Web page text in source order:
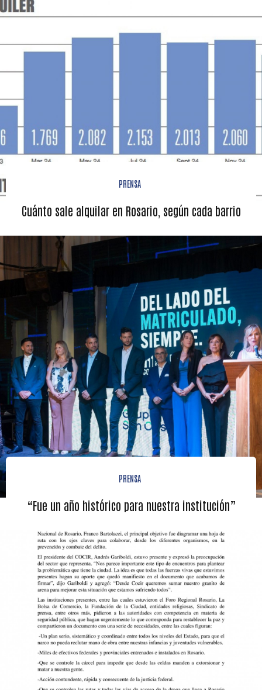
PRENSA
Cuánto sale alquilar en Rosario, según cada barrio
PRENSA
“Fue un año histórico para nuestra institución”